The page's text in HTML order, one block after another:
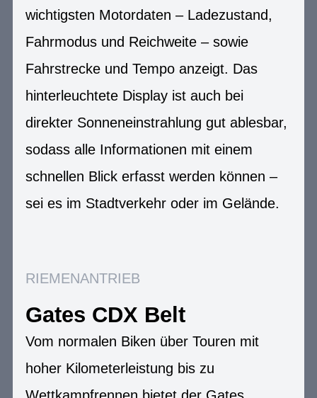
wichtigsten Motordaten – Ladezustand,
Fahrmodus und Reichweite – sowie
Fahrstrecke und Tempo anzeigt. Das
hinterleuchtete Display ist auch bei
direkter Sonneneinstrahlung gut ablesbar,
sodass alle Informationen mit einem
schnellen Blick erfasst werden können –
sei es im Stadtverkehr oder im Gelände.
RIEMENANTRIEB
Gates CDX Belt
Vom normalen Biken über Touren mit
hoher Kilometerleistung bis zu